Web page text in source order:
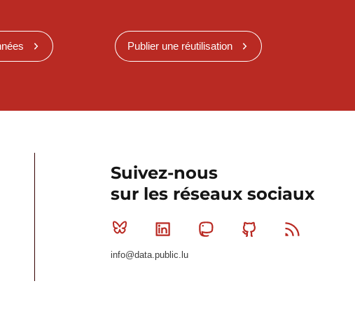
Publier une réutilisation
Suivez-nous
sur les réseaux sociaux
Bluesky Linkedin MastodonGithub
info@data.public.lu